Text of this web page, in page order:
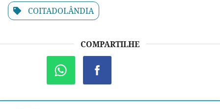
COITADOLÂNDIA
COMPARTILHE